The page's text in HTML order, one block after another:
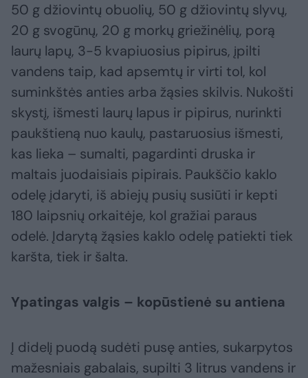
50 g džiovintų obuolių, 50 g džiovintų slyvų,
20 g svogūnų, 20 g morkų griežinėlių, porą
laurų lapų, 3-5 kvapiuosius pipirus, įpilti
vandens taip, kad apsemtų ir virti tol, kol
suminkštės anties arba žąsies skilvis. Nukošti
skystį, išmesti laurų lapus ir pipirus, nurinkti
paukštieną nuo kaulų, pastaruosius išmesti,
kas lieka – sumalti, pagardinti druska ir
maltais juodaisiais pipirais. Paukščio kaklo
odelę įdaryti, iš abiejų pusių susiūti ir kepti
180 laipsnių orkaitėje, kol gražiai paraus
odelė. Įdarytą žąsies kaklo odelę patiekti tiek
karšta, tiek ir šalta.
Ypatingas valgis – kopūstienė su antiena
Į didelį puodą sudėti pusę anties, sukarpytos
mažesniais gabalais, supilti 3 litrus vandens ir